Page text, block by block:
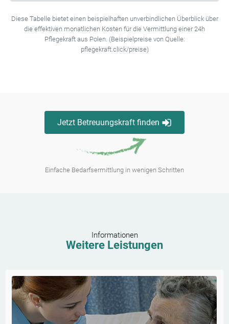
Diese Tabelle bietet einen beispielhaften unverbindlichen Überblick über
die effektiven monatlichen Kosten für die Vermittlung einer 24h
Pflegekraft aus Polen. (Beispielpreise von Quelle:
pflegekraft.click/preise)
Jetzt Betreuungskraft finden
Einfache Bedarfsermittlung in wenigen Schritten
Informationen
Weitere Leistungen